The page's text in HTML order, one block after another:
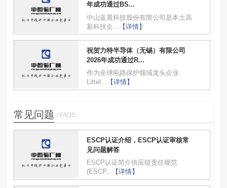
年成功通过BS...
中山蓝晨科技股份有限公司是本土高
新科技企...
【详情】
祝贺力特半导体（无锡）有限公司
2026年成功通过R...
作为全球电路保护领域龙头企业
Littel... 【详情】
常见问题 / FAQS
ESCP认证介绍，ESCP认证审核常
见问题解答
ESCP认证简介供应链责任规范
(ESCP... 【详情】